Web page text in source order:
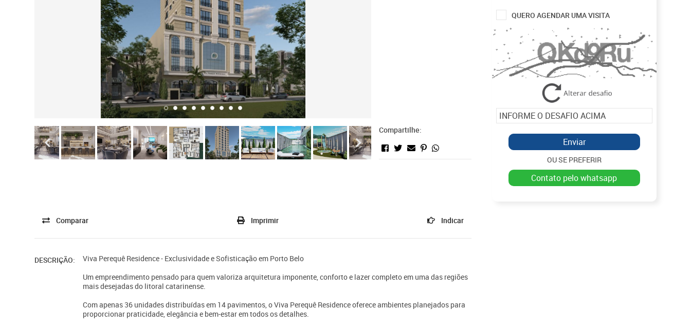
QUERO AGENDAR UMA VISITA
Enviar
OU SE PREFERIR
contato pelo whatsapp
Compartilhe:
Comparar Imprimir Indicar
DESCRIÇÃO:
Viva Perequê Residence - Exclusividade e Sofisticação em Porto Belo
Um empreendimento pensado para quem valoriza arquitetura imponente, conforto e lazer completo em uma das regiões
mais desejadas do litoral catarinense.
Com apenas 36 unidades distribuídas em 14 pavimentos, o Viva Perequê Residence oferece ambientes planejados para
proporcionar praticidade, elegância e bem-estar em todos os detalhes.